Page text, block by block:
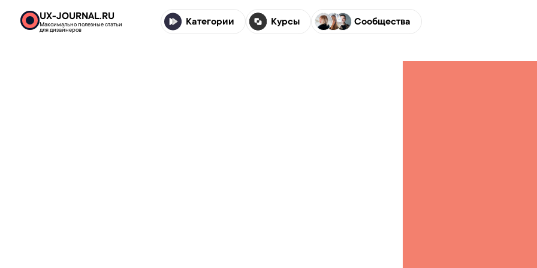
UX-JOURNAL.RU
Максимально полезные статьи
для дизайнеров
Категории Курсы Сообщества